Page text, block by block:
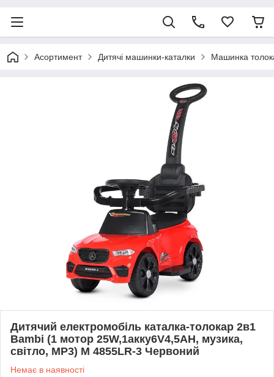
Асортимент Дитячі машинки-каталки Машинка
Дитячий електромобіль каталка-толокар 2в1
Bambi (1 мотор 25W,1акку6V4,5AH, музика,
світло, MP3) M 4855LR-3 Червоний
Немає в наявності